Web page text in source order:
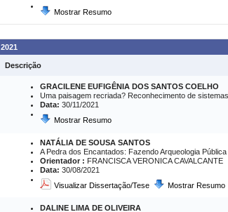
Mostrar Resumo
2021
Descrição
GRACILENE EUFIGÊNIA DOS SANTOS COELHO
Uma paisagem recriada? Reconhecimento de
Data: 30/11/2021
Mostrar Resumo
NATÁLIA DE SOUSA SANTOS
A Pedra dos Encantados: Fazendo Arqueologia
Orientador : FRANCISCA VERONICA CAVALCANTE
Data: 30/08/2021
Visualizar Dissertação/Tese
Mostrar Resumo
DALINE LIMA DE OLIVEIRA